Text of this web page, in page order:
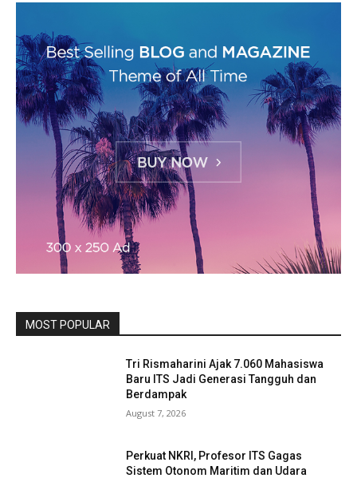
MOST POPULAR
Tri Rismaharini Ajak 7.060 Mahasiswa
Baru ITS Jadi Generasi Tangguh dan
Berdampak
August 7, 2026
Perkuat NKRI, Profesor ITS Gagas
Sistem Otonom Maritim dan Udara